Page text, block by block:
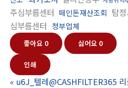
주심부름센터 떼인돈재산조회 탐
심부름센터
청부업체
좋아요 0 싫어요 0
인쇄
« u6J_텔레@CASHFILTER365